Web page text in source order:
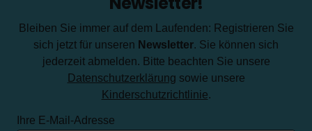
Bleiben Sie immer auf dem Laufenden: Registrieren Sie
sich jetzt für unseren Newsletter. Sie können sich
jederzeit abmelden. Bitte beachten Sie unsere
Datenschutzerklärung sowie unsere
Kinderschutzrichtlinie.
Ihre E-Mail-Adresse